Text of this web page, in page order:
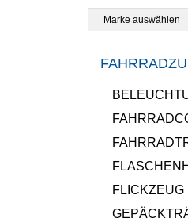
FLICKZEUG